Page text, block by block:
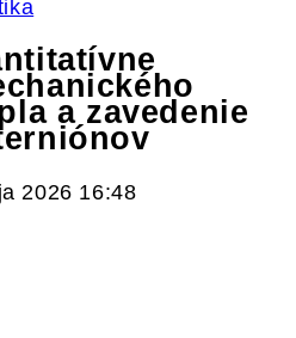
a zavedenie
2026 16:48